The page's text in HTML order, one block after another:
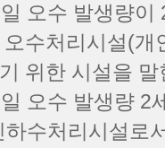
오수 발생량이
오수처리시설(개
위한 시설을
오수 발생량 2
하수처리시설로